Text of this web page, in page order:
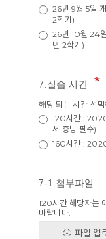
26년 9월 5일
2학기)
26년 10월 24
년 2학기)
7.실습 시간
해당 되는 시간 선
120시간 :
서 증빙 필수)
160시간 :
7-1.첨부파일
120시간 해당자는
바랍니다.
파일 업